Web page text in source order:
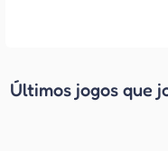
Últimos jogos que